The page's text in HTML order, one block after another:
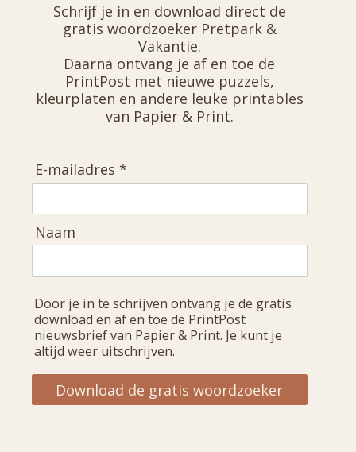
Schrijf je in en download direct de
gratis woordzoeker Pretpark &
Vakantie.
Daarna ontvang je af en toe de
PrintPost met nieuwe puzzels,
kleurplaten en andere leuke printables
van Papier & Print.
E-mailadres *
Naam
Door je in te schrijven ontvang je de gratis
download en af en toe de PrintPost
nieuwsbrief van Papier & Print. Je kunt je
altijd weer uitschrijven.
Download de gratis woordzoeker